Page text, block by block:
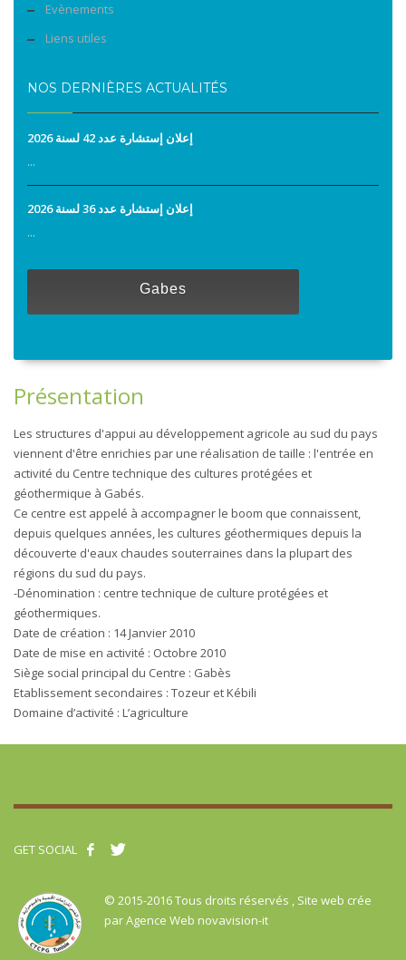
Evènements
Liens utiles
NOS DERNIÈRES ACTUALITÉS
إعلان إستشارة عدد 42 لسنة 2026
...
إعلان إستشارة عدد 36 لسنة 2026
...
Gabes
Présentation
Les structures d'appui au développement agricole au sud du pays
viennent d'être enrichies par une réalisation de taille : l'entrée en
activité du Centre technique des cultures protégées et
géothermique à Gabés.
Ce centre est appelé à accompagner le boom que connaissent,
depuis quelques années, les cultures géothermiques depuis la
découverte d'eaux chaudes souterraines dans la plupart des
régions du sud du pays.
-Dénomination : centre technique de culture protégées et
géothermiques.
Date de création : 14 Janvier 2010
Date de mise en activité : Octobre 2010
Siège social principal du Centre : Gabès
Etablissement secondaires : Tozeur et Kébili
Domaine d’activité : L’agriculture
GET SOCIAL
© 2015-2016 Tous droits réservés , Site web crée
parAgence Web novavision-it